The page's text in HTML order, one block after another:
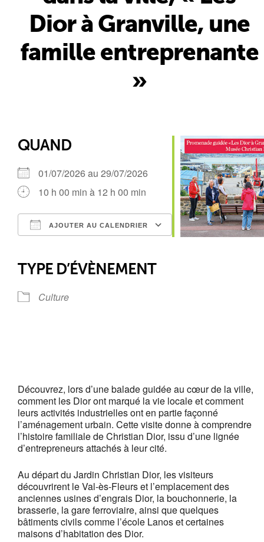
Dior à Granville, une
famille entreprenante
»
QUAND
01/07/2026 au 29/07/2026
10 h 00 min à 12 h 00 min
AJOUTER AU CALENDRIER
TYPE D’ÉVÈNEMENT
Culture
Découvrez, lors d’une balade guidée au cœur de la ville,
comment les Dior ont marqué la vie locale et comment
leurs activités industrielles ont en partie façonné
l’aménagement urbain. Cette visite donne à comprendre
l’histoire familiale de Christian Dior, issu d’une lignée
d’entrepreneurs attachés à leur cité.
Au départ du Jardin Christian Dior, les visiteurs
découvrirent le Val-ès-Fleurs et l’emplacement des
anciennes usines d’engrais Dior, la bouchonnerie, la
brasserie, la gare ferroviaire, ainsi que quelques
bâtiments civils comme l’école Lanos et certaines
maisons d’habitation des Dior.